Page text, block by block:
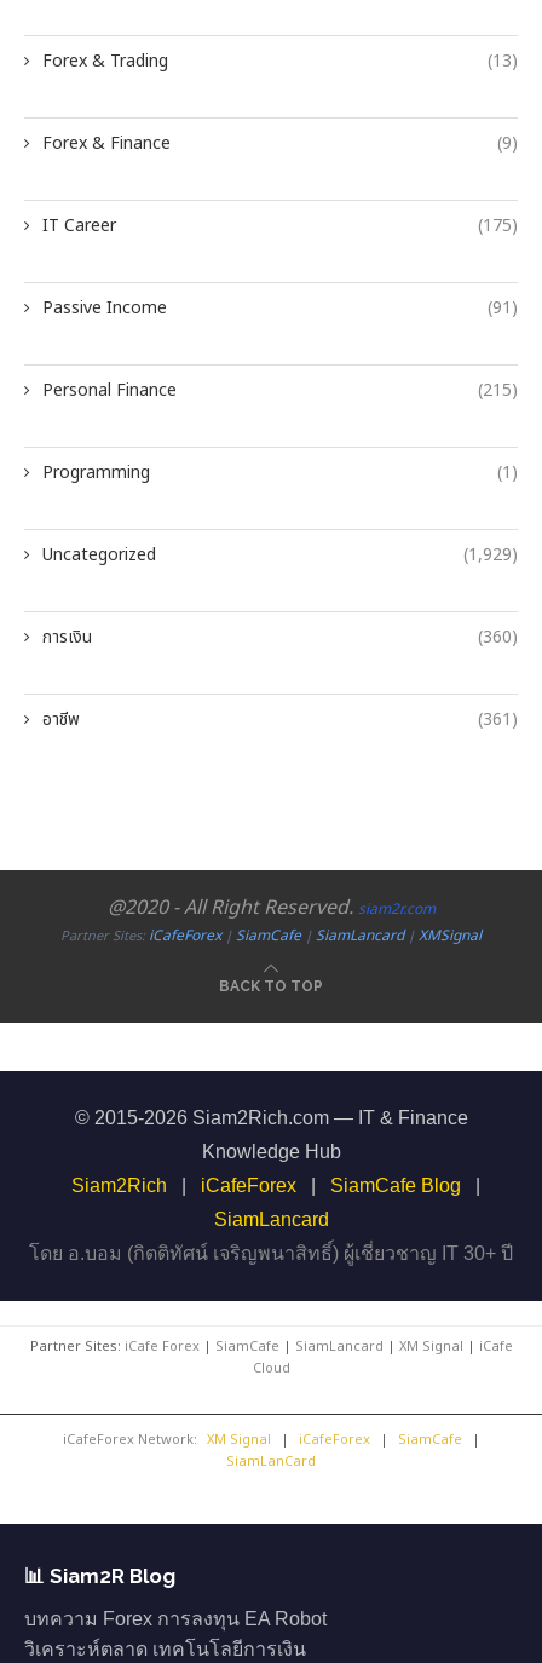
Forex & Trading (13)
Forex & Finance (9)
IT Career (175)
Passive Income (91)
Personal Finance (215)
Programming (1)
Uncategorized (1,929)
การเงิน (360)
อาชีพ (361)
@2020 - All Right Reserved. siam2r.com
Partner Sites:iCafeForex|SiamCafe|SiamLancard|XMSignal
BACK TO TOP
© 2015-2026 Siam2Rich.com — IT & Finance
Knowledge Hub
Siam2Rich
iCafeForex SiamCafe Blog
SiamLancard
โดย อ.บอม (กิตติทัศน์ เจริญพนาสิทธิ์) ผู้เชี่ยวชาญ IT 30+ ปี
Partner Sites: iCafe Forex| SiamCafe | SiamLancard | XM Signal | iCafe
Cloud
iCafeForex Network: XM Signal | iCafeForex | SiamCafe
|
SiamLanCard
📊 Siam2R Blog
บทความ Forex การลงทุน EA Robot
วิเคราะห์ตลาด เทคโนโลยีการเงิน